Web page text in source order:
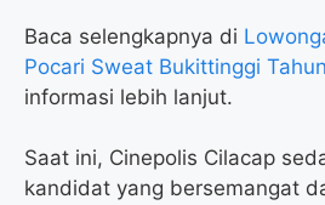
Baca selengkapnya di
Pocari Sweat Bukittinggi
informasi lebih lanjut.
Saat ini, Cinepolis Cilacap
kandidat yang bersemangat